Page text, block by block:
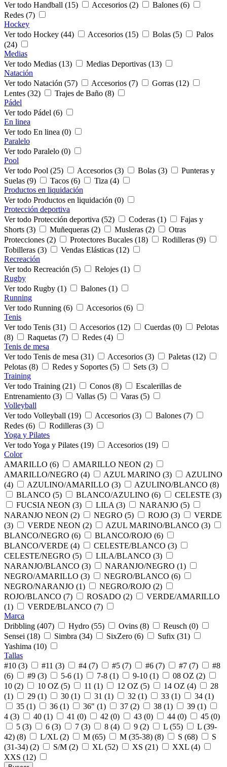
Ver todo Handball (15)
Accesorios (2)
Balones (6)
Redes (7)
Hockey
Ver todo Hockey (44)
Accesorios (15) Bolas (5)
Palos
(24)
Medias
Ver todo Medias (13)
Medias Deportivas (13)
Natación
Ver todo Natación (57)
Accesorios (7)
Gorras (12)
Lentes (32)
Trajes de Baño (8)
Pádel
Ver todo Pádel (6)
En linea
Ver todo En linea (0)
Paralelo
Ver todo Paralelo (0)
Pool
Ver todo Pool (25)
Accesorios (3) Bolas (3)
Punteras y
Suelas (9)
Tacos (6)
Tiza (4)
Productos en liquidación
Ver todo Productos en liquidación (0)
Protección deportiva
Ver todo Protección deportiva (52)
Coderas (1)
Fajas y
Shorts (3)
Muñequeras (2) Musleras (2)
Otras
Protecciones (2)
Protectores Bucales (18)
Rodilleras (9)
Tobilleras (3)
Vendas Elásticas (12)
Recreación
Ver todo Recreación (5)
Relojes (1)
Rugby
Ver todo Rugby (1)
Balones (1)
Running
Ver todo Running (6)
Accesorios (6)
Tenis
Ver todo Tenis (31)
Accesorios (12) Cuerdas (0)
Pelotas
(8)
Raquetas (7)
Redes (4)
Tenis de mesa
Ver todo Tenis de mesa (31)
Accesorios (3)
Paletas (12)
Pelotas (8)
Redes y Soportes (5)
Sets (3)
Training
Ver todo Training (21)
Conos (8)
Escalerillas de
Entrenamiento (3)
Vallas (5)
Varas (5)
Volleyball
Ver todo Volleyball (19)
Accesorios (3)
Balones (7)
Redes (6)
Rodilleras (3)
Yoga y Pilates
Ver todo Yoga y Pilates (19)
Accesorios (19)
Color
AMARILLO (6)
AMARILLO NEON (2)
AMARILLO/NEGRO (4)
AZUL MARINO (3)
AZULINO
(4)
AZULINO/AMARILLO (3)
AZULINO/BLANCO (8)
BLANCO (5)
BLANCO/AZULINO (6)
CELESTE (3)
FUCSIA NEON (3)
LILA (3)
NARANJO (5)
NARANJO NEON (2)
NEGRO (5) ROJO (3)
VERDE
(3)
VERDE NEON (2)
AZUL MARINO/BLANCO (3)
BLANCO/NEGRO (6)
BLANCO/ROJO (6)
BLANCO/VERDE (4)
CELESTE/BLANCO (3)
CELESTE/NEGRO (5)
LILA/BLANCO (3)
NARANJO/BLANCO (3)
NARANJO/NEGRO (1)
NEGRO/AMARILLO (3)
NEGRO/BLANCO (6)
NEGRO/NARANJO (1)
NEGRO/ROJO (2)
ROJO/BLANCO (7)
ROSADO (2)
VERDE/AMARILLO
(1)
VERDE/BLANCO (7)
Marca
Dribbling (407)
Hydro (55) Ovins (8)
Reusch (0)
Sensei (18)
Simbra (34) SixZero (6)
Sufix (31)
Yashima (10)
Tallas
#10 (3)
#11 (3) #4 (7) #5 (7) #6 (7) #7 (7)
#8
(6)
#9 (3) 5-6 (1) 7-8 (1) 9-10 (1)
08 OZ (2)
10 (2)
10 OZ (5) 11 (1) 12 OZ (5) 14 OZ (4)
28
(1)
29 (1) 30 (1) 31 (1) 32 (1) 33 (1)
34 (1)
35 (1)
36 (1) 36" (1) 37 (2) 38 (1)
39 (1)
4 (3)
40 (1) 41 (0) 42 (0) 43 (0) 44 (0)
45 (0)
5 (3)
6 (3) 7 (3) 8 (4) 9 (2) L (55)
L (39-
42) (8)
L/XL (2) M (65) M (35-38) (8) S (68)
S
(31-34) (2)
S/M (2) XL (52) XS (21)
XXL (4)
XXS (12)